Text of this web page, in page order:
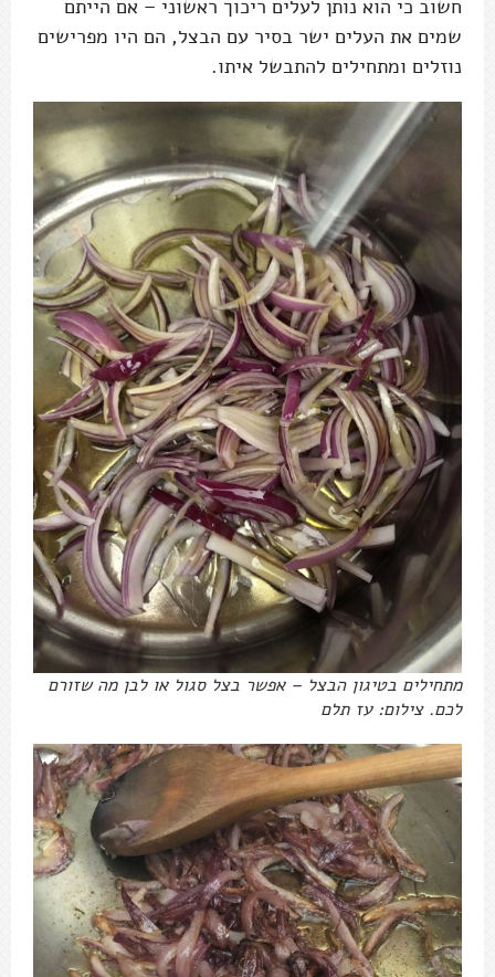
חשוב כי הוא נותן לעלים ריכוך ראשוני – אם הייתם
שמים את העלים ישר בסיר עם הבצל, הם היו מפרישים
נוזלים ומתחילים להתבשל איתו.
מתחילים בטיגון הבצל – אפשר בצל סגול או לבן מה שזורם
לכם. צילום: עז תלם